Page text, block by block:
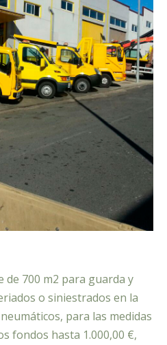
de 700 m2 para guarda y
o siniestrados en la
para las medidas
fondos hasta 1.000,00 €,